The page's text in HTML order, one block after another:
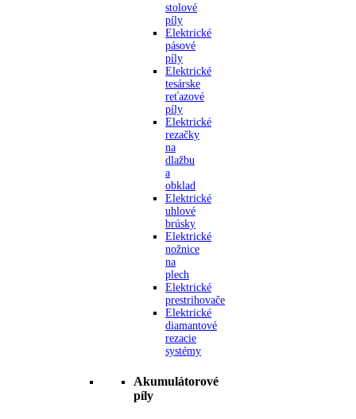
stolové
píly
Elektrické
pásové
píly
Elektrické
tesárske
reťazové
píly
Elektrické
rezačky
na
dlažbu
a
obklad
Elektrické
uhlové
brúsky
Elektrické
nožnice
na
plech
Elektrické
prestrihovače
Elektrické
diamantové
rezacie
systémy
Akumulátorové
píly